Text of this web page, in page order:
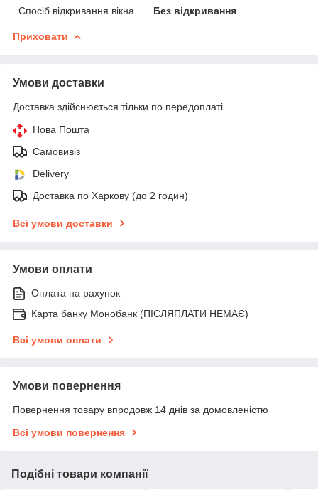
Спосіб відкривання вікна Без відкривання
Приховати
Умови доставки
Доставка здійснюється тільки по передоплаті.
Нова Пошта
Самовивіз
Delivery
Доставка по Харкову (до 2 годин)
Всі умови доставки
Умови оплати
Оплата на рахунок
Карта банку Монобанк (ПІСЛЯПЛАТИ НЕМАЄ)
Всі умови оплати
Умови повернення
Повернення товару впродовж 14 днів за домовленістю
Всі умови повернення
Подібні товари компанії